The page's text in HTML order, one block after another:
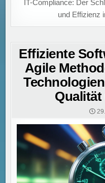
IT-Compliance: Der
und Effizienz
Effiziente
Agile